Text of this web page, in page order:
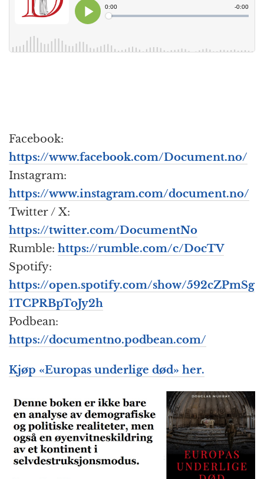
Facebook:
https://www.facebook.com/Document.no/
Instagram:
https://www.instagram.com/document.no/
Twitter / X:
https://twitter.com/DocumentNo
Rumble: https://rumble.com/c/DocTV
Spotify:
https://open.spotify.com/show/592cZPmSg
1TCPRBpToJy2h
Podbean:
https://documentno.podbean.com/
Kjøp «Europas underlige død» her.